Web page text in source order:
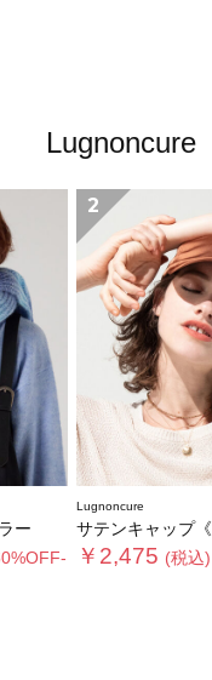
ー
2
Lugnoncure
サテンキャップ《
￥2,475 (税込)